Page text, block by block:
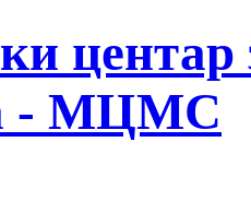
центар
- МЦМС